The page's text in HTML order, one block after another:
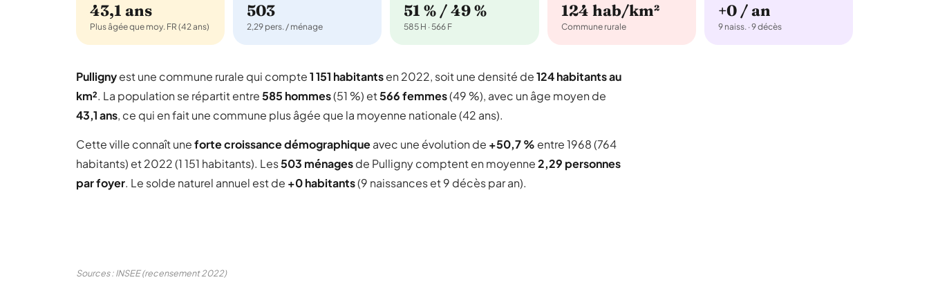
43,1 ans
Plus âgée que moy. FR (42 ans)
503
2,29 pers. / ménage
51 % / 49 %
585 H · 566 F
124 hab/km²
Commune rurale
+0 / an
9 naiss. · 9 décès
Pullignyest une commune rurale qui compte1 151 habitantsen 2022, soit une densité de124 habitants au
km². La population se répartit entre585 hommes(51 %) et566 femmes(49 %), avec un âge moyen de
43,1 ans, ce qui en fait une commune plus âgée que la moyenne nationale (42 ans).
Cette ville connaît uneforte croissance démographiqueavec une évolution de +50,7 % entre 1968 (764
habitants) et 2022 (1 151 habitants). Les503 ménagesde Pulligny comptent en moyenne2,29 personnes
par foyer. Le solde naturel annuel est de +0 habitants(9 naissances et 9 décès par an).
Sources : INSEE (recensement 2022)